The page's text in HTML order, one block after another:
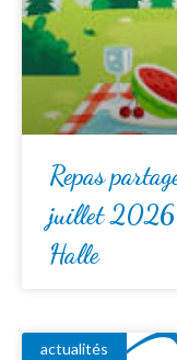
Repas
juillet 2026
Halle
actualités